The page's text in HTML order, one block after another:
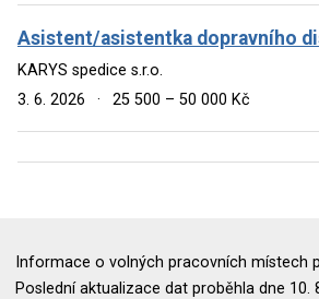
Asistent/asistentka dopravního
KARYS spedice s.r.o.
3. 6. 2026
· 25 500 – 50 000 Kč
Informace o volných pracovních místech
Poslední aktualizace dat proběhla dne 10.